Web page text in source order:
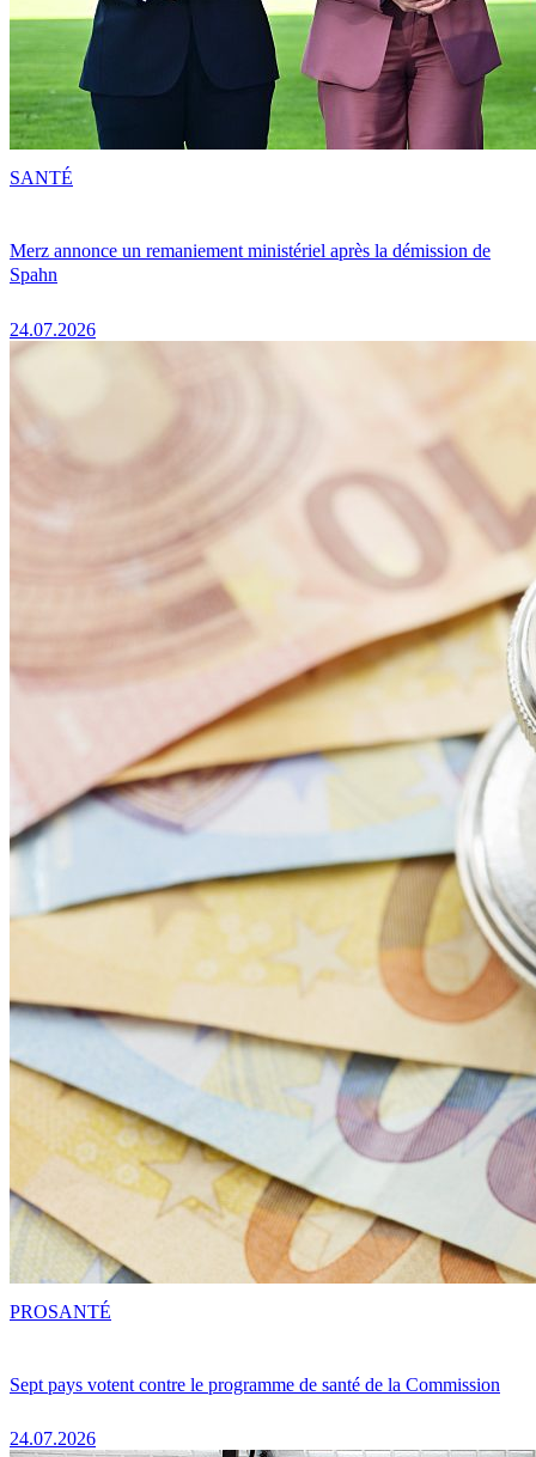
Merz annonce un remaniement ministériel après la démission de
Spahn
24.07.2026
SANTÉ
Sept pays votent contre le programme de santé de la Commission
24.07.2026
PROSANTÉ